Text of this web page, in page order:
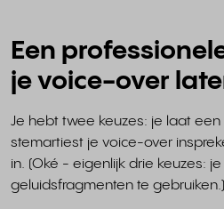
Een
je voice-over
Je hebt twee keuzes: je laat
stemartiest je voice-over
in. (Oké - eigenlijk drie keuzes:
geluidsfragmenten te gebruiken.)